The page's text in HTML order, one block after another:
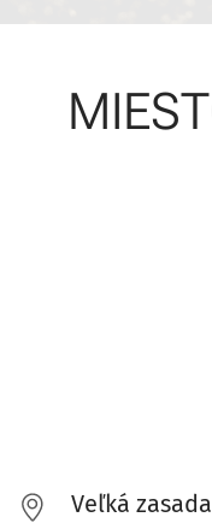
Veľká